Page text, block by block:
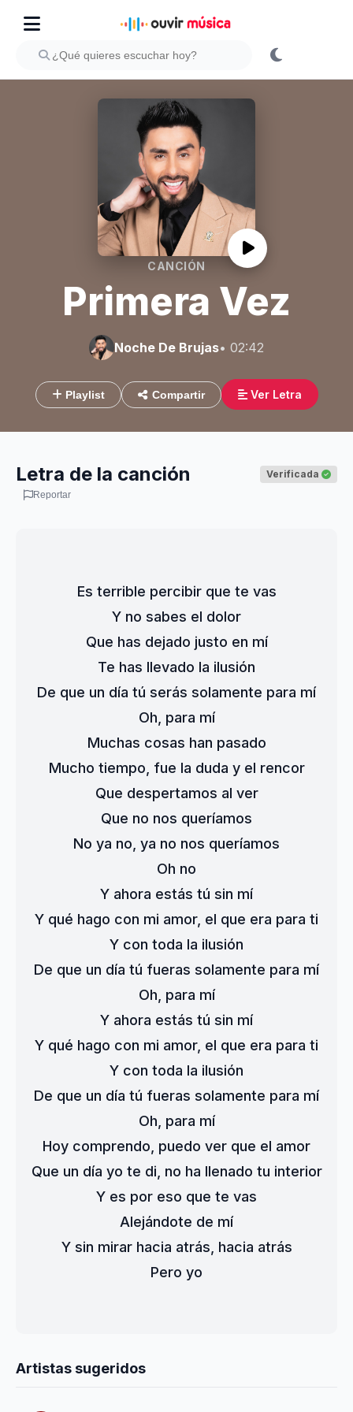
CANCIÓN
Primera Vez
Noche De Brujas• 02:42
Playlist Compartir Ver Letra
Letra de la canción Verificada
Reportar
Es terrible percibir que te vas
Y no sabes el dolor
Que has dejado justo en mí
Te has llevado la ilusión
De que un día tú serás solamente para mí
Oh, para mí
Muchas cosas han pasado
Mucho tiempo, fue la duda y el rencor
Que despertamos al ver
Que no nos queríamos
No ya no, ya no nos queríamos
Oh no
Y ahora estás tú sin mí
Y qué hago con mi amor, el que era para ti
Y con toda la ilusión
De que un día tú fueras solamente para mí
Oh, para mí
Y ahora estás tú sin mí
Y qué hago con mi amor, el que era para ti
Y con toda la ilusión
De que un día tú fueras solamente para mí
Oh, para mí
Hoy comprendo, puedo ver que el amor
Que un día yo te di, no ha llenado tu interior
Y es por eso que te vas
Alejándote de mí
Y sin mirar hacia atrás, hacia atrás
Pero yo
Artistas sugeridos